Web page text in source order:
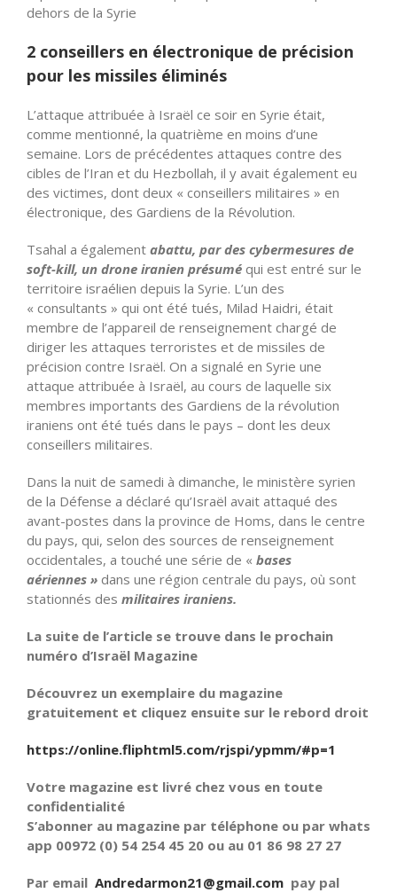
dehors de la Syrie
2 conseillers en électronique de précision
pour les missiles éliminés
L’attaque attribuée à Israël ce soir en Syrie était,
comme mentionné, la quatrième en moins d’une
semaine. Lors de précédentes attaques contre des
cibles de l’Iran et du Hezbollah, il y avait également eu
des victimes, dont deux « conseillers militaires » en
électronique, des Gardiens de la Révolution.
Tsahal a également abattu, par des cybermesures de
soft-kill, un drone iranien présumé qui est entré sur le
territoire israélien depuis la Syrie. L’un des
« consultants » qui ont été tués, Milad Haidri, était
membre de l’appareil de renseignement chargé de
diriger les attaques terroristes et de missiles de
précision contre Israël. On a signalé en Syrie une
attaque attribuée à Israël, au cours de laquelle six
membres importants des Gardiens de la révolution
iraniens ont été tués dans le pays – dont les deux
conseillers militaires.
Dans la nuit de samedi à dimanche, le ministère syrien
de la Défense a déclaré qu’Israël avait attaqué des
avant-postes dans la province de Homs, dans le centre
du pays, qui, selon des sources de renseignement
occidentales, a touché une série de « bases
aériennes » dans une région centrale du pays, où sont
stationnés des militaires iraniens.
La suite de l’article se trouve dans le prochain
numéro d’Israël Magazine
Découvrez un exemplaire du magazine
gratuitement et cliquez ensuite sur le rebord droit
https://online.fliphtml5.com/rjspi/ypmm/#p=1
Votre magazine est livré chez vous en toute
confidentialité
S’abonner au magazine par téléphone ou par whats
app 00972 (0) 54 254 45 20 ou au 01 86 98 27 27
Par email Andredarmon21@gmail.com pay pal